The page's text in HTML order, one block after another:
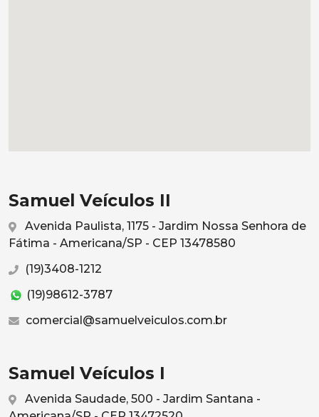
Samuel Veículos II
Avenida Paulista, 1175 - Jardim Nossa Senhora de
Fátima - Americana/SP - CEP 13478580
(19)3408-1212
(19)98612-3787
comercial@samuelveiculos.com.br
Samuel Veículos I
Avenida Saudade, 500 - Jardim Santana -